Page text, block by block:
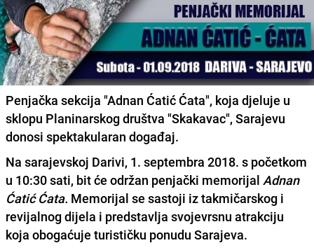
Penjačka sekcija "Adnan Ćatić Ćata", koja djeluje u
sklopu Planinarskog društva "Skakavac", Sarajevu
donosi spektakularan događaj.
Na sarajevskoj Darivi, 1. septembra 2018. s početkom
u 10:30 sati, bit će održan penjački memorijal Adnan
Ćatić Ćata. Memorijal se sastoji iz takmičarskog i
revijalnog dijela i predstavlja svojevrsnu atrakciju
koja obogaćuje turističku ponudu Sarajeva.